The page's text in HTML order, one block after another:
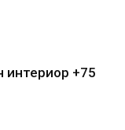
интериор +75